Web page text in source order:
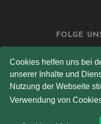
Cookies helfen uns bei
unserer Inhalte und
Nutzung der Webseite
Verwendung von
FOLGE